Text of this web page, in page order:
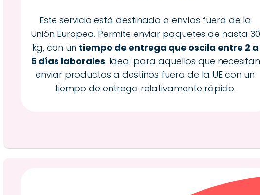
Este servicio está destinado a envíos fuera de la
Unión Europea. Permite enviar paquetes de hasta 30
kg, con un tiempo de entrega que oscila entre 2 a
5 días laborales. Ideal para aquellos que necesitan
enviar productos a destinos fuera de la UE con un
tiempo de entrega relativamente rápido.